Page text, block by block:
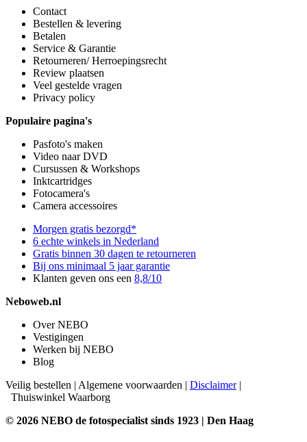
Contact
Bestellen & levering
Betalen
Service & Garantie
Retourneren/ Herroepingsrecht
Review plaatsen
Veel gestelde vragen
Privacy policy
Populaire pagina's
Pasfoto's maken
Video naar DVD
Cursussen & Workshops
Inktcartridges
Fotocamera's
Camera accessoires
Morgen gratis bezorgd*
6 echte winkels in Nederland
Gratis binnen 30 dagen te retourneren
Bij ons minimaal 5 jaar garantie
Klanten geven ons een 8,8/10
Neboweb.nl
Over NEBO
Vestigingen
Werken bij NEBO
Blog
Veilig bestellen | Algemene voorwaarden | Disclaimer|
Thuiswinkel Waarborg
© 2026 NEBO de fotospecialist sinds 1923 | Den Haag